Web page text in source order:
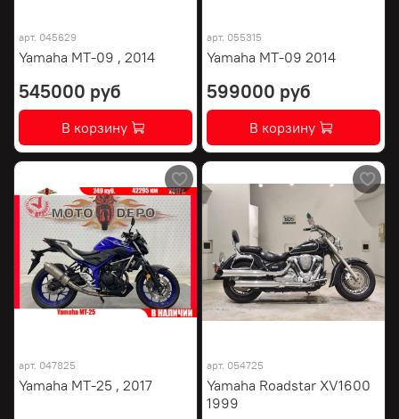
арт. 045629
Yamaha MT-09 , 2014
545000 руб
В корзину
арт. 055315
Yamaha MT-09 2014
599000 руб
В корзину
арт. 047825
Yamaha MT-25 , 2017
арт. 054725
Yamaha Roadstar XV1600
1999